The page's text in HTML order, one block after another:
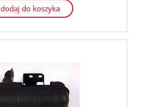
dodaj do koszyka